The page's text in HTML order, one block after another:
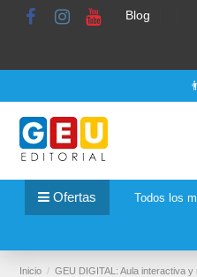
Blog
Ofertas Todos los
Inicio GEU DIGITAL: Aula interactiva